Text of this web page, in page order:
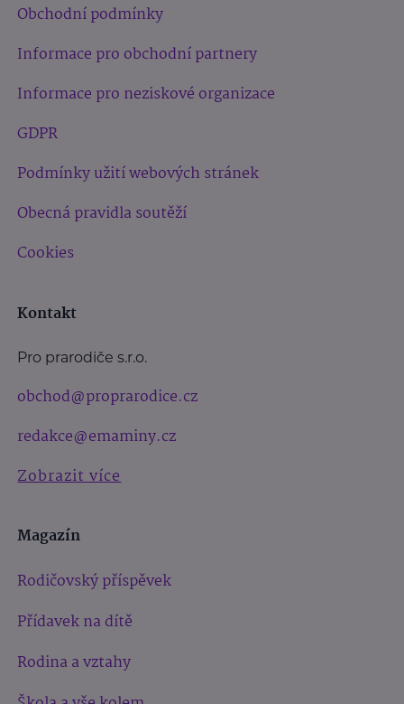
Obchodní podmínky
Informace pro obchodní partnery
Informace pro neziskové organizace
GDPR
Podmínky užití webových stránek
Obecná pravidla soutěží
Cookies
Kontakt
Pro prarodiče s.r.o.
obchod@proprarodice.cz
redakce@emaminy.cz
Zobrazit více
Magazín
Rodičovský příspěvek
Přídavek na dítě
Rodina a vztahy